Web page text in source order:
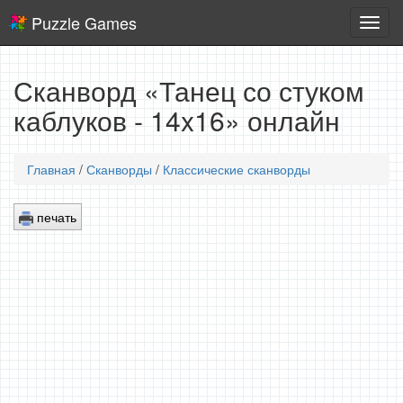
игры
Puzzle Games
Сканворд «Танец со стуком
каблуков - 14x16» онлайн
Главная / Сканворды / Классические сканворды
печать